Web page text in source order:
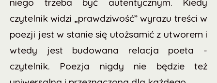
czytelnik widzi „prawdziwość” wyrazu treści w
poezji jest w stanie się utożsamić z utworem i
wtedy jest budowana relacja poeta -
czytelnik. Poezja nigdy nie będzie też